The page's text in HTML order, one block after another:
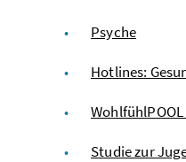
Psyche
Hotlines:
Studie zur